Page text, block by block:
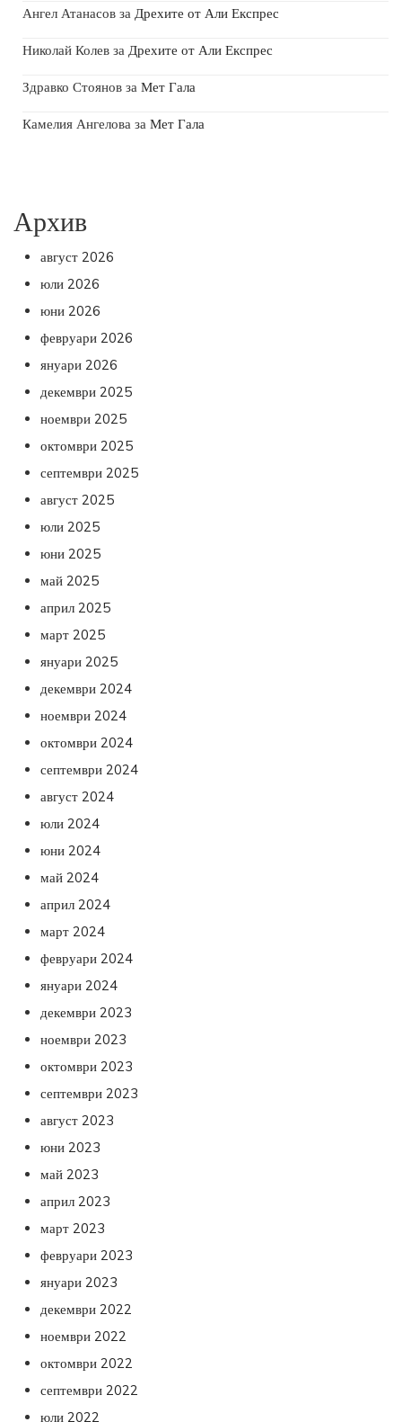
Ангел Атанасов за Дрехите от Али Експрес
Николай Колев за Дрехите от Али Експрес
Здравко Стоянов за Мет Гала
Камелия Ангелова за Мет Гала
Архив
август 2026
юли 2026
юни 2026
февруари 2026
януари 2026
декември 2025
ноември 2025
октомври 2025
септември 2025
август 2025
юли 2025
юни 2025
май 2025
април 2025
март 2025
януари 2025
декември 2024
ноември 2024
октомври 2024
септември 2024
август 2024
юли 2024
юни 2024
май 2024
април 2024
март 2024
февруари 2024
януари 2024
декември 2023
ноември 2023
октомври 2023
септември 2023
август 2023
юни 2023
май 2023
април 2023
март 2023
февруари 2023
януари 2023
декември 2022
ноември 2022
октомври 2022
септември 2022
юли 2022